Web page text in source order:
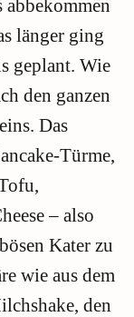
abbekommen
länger ging
geplant. Wie
den ganzen
Das
Türme,
– also
Kater zu
wie aus dem
den